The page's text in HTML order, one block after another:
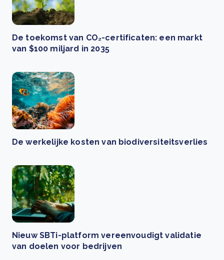
De toekomst van CO₂-certificaten: een markt
van $100 miljard in 2035
De werkelijke kosten van biodiversiteitsverlies
Nieuw SBTi-platform vereenvoudigt validatie
van doelen voor bedrijven